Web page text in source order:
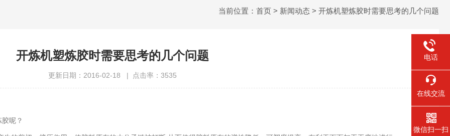
当前位置： 首页 > 新闻动态 > 开炼机塑炼胶时需要思考的几个问题
开炼机塑炼胶时需要思考的几个问题
更新日期：2016-02-18 | 点击率：3535
呢？
电话
在线交流
微信扫一扫